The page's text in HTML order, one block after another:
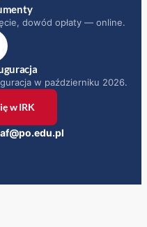
dowód opłaty — online.
w październiku 2026.
w IRKsię w nowym oknie)